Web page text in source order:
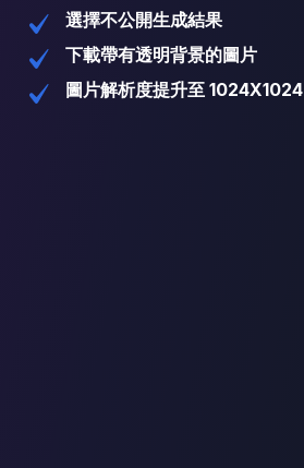
選擇不公開生成結果
下載帶有透明背景的圖片
圖片解析度提升至 1024X1024